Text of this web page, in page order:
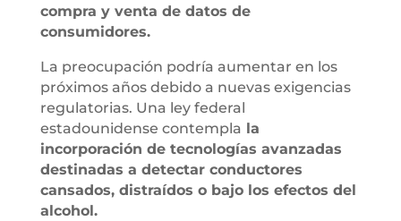
compra y venta de datos de
consumidores.
La preocupación podría aumentar en los
próximos años debido a nuevas exigencias
regulatorias. Una ley federal
estadounidense contempla la
incorporación de tecnologías avanzadas
destinadas a detectar conductores
cansados, distraídos o bajo los efectos del
alcohol.